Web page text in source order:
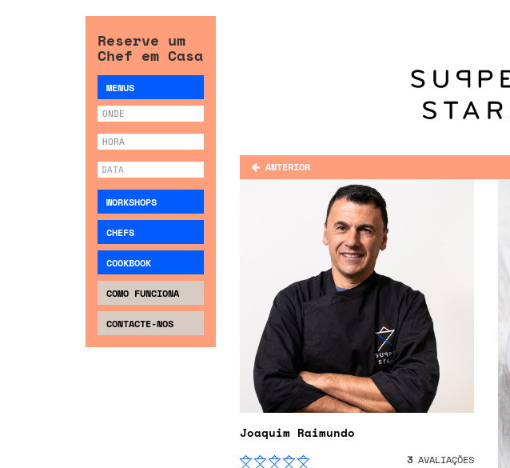
Reserve um
Chef em Casa
MENUS
WORKSHOPS
CHEFS
COOKBOOK
COMO FUNCIONA
CONTACTE-NOS
ANTERIOR
Joaquim Raimundo
3AVALIAÇÕES